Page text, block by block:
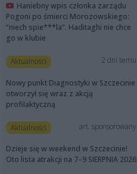
Haniebny wpis członka zarządu
Pogoni po śmierci Morozowskiego:
“niech spie***la”. Haditaghi nie chce
go w klubie
Aktualności 2 dni temu
Nowy punkt Diagnostyki w Szczecinie
otworzył się wraz z akcją
profilaktyczną
Aktualności art. sponsorowany
Dzieje się w weekend w Szczecinie!
Oto lista atrakcji na 7–9 SIERPNIA 2026